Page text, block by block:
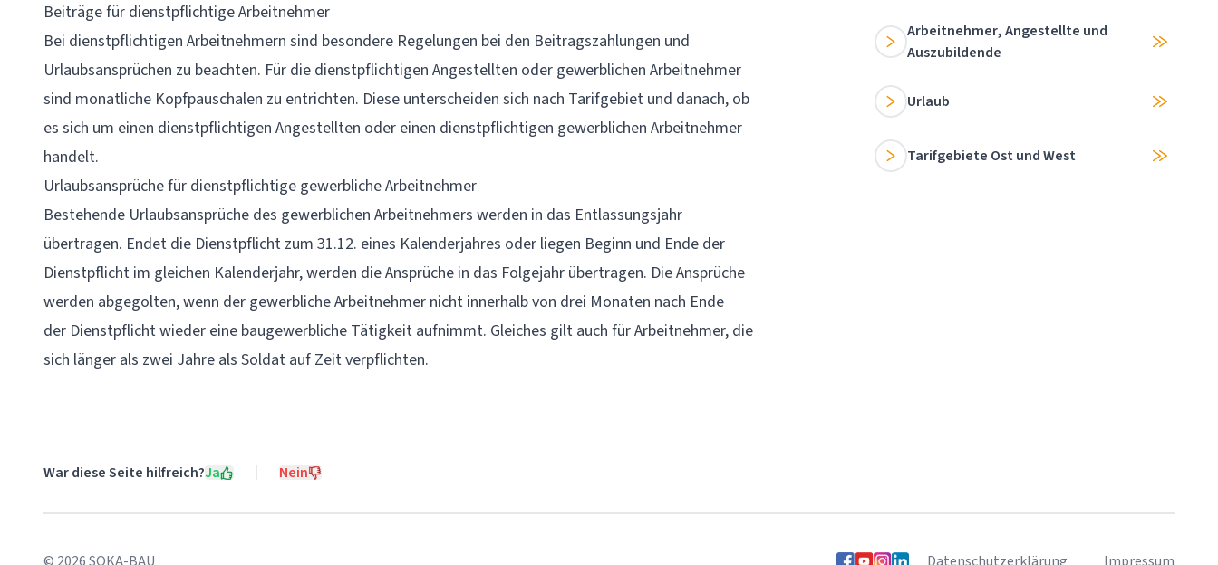
Beiträge für dienstpflichtige Arbeitnehmer
Bei dienstpflichtigen Arbeitnehmern sind besondere Regelungen bei den Beitragszahlungen und
Urlaubsansprüchen zu beachten. Für die dienstpflichtigen Angestellten oder gewerblichen Arbeitnehmer
sind monatliche Kopfpauschalen zu entrichten. Diese unterscheiden sich nach Tarifgebiet und danach, ob
es sich um einen dienstpflichtigen Angestellten oder einen dienstpflichtigen gewerblichen Arbeitnehmer
handelt.
Urlaubsansprüche für dienstpflichtige gewerbliche Arbeitnehmer
Bestehende Urlaubsansprüche des gewerblichen Arbeitnehmers werden in das Entlassungsjahr
übertragen. Endet die Dienstpflicht zum 31.12. eines Kalenderjahres oder liegen Beginn und Ende der
Dienstpflicht im gleichen Kalenderjahr, werden die Ansprüche in das Folgejahr übertragen. Die Ansprüche
werden abgegolten, wenn der gewerbliche Arbeitnehmer nicht innerhalb von drei Monaten nach Ende
der Dienstpflicht wieder eine baugewerbliche Tätigkeit aufnimmt. Gleiches gilt auch für Arbeitnehmer, die
sich länger als zwei Jahre als Soldat auf Zeit verpflichten.
Arbeitnehmer, Angestellte und
Auszubildende
Urlaub
Tarifgebiete Ost und West
War diese Seite hilfreich?Ja Nein